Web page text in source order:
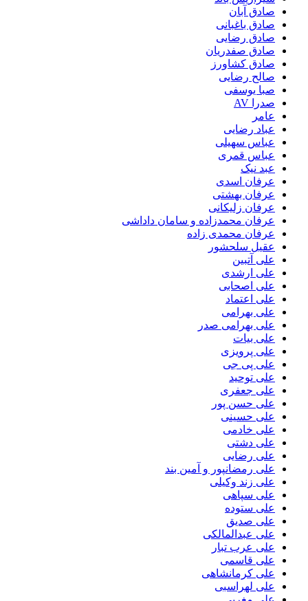
صادق آبان
صادق باغبانی
صادق رضایی
صادق صفدریان
صادق کشاورز
صالح رضایی
صبا یوسفی
صدرا AV
عامر
عباد رضایی
عباس سهیلی
عباس قمری
عبد نیک
عرفان اسدی
عرفان بهشتی
عرفان زلیکانی
عرفان محمدزاده و سامان داداشی
عرفان محمدی زاده
عقیل سلحشور
علی آتبین
علی ارشدی
علی اصحابی
علی اعتماد
علی بهرامی
علی بهرامی صدر
علی بیات
علی پرویزی
علی پی جی
علی توحید
علی جعفری
علی حسن پور
علی حسینی
علی خادمی
علی دشتی
علی رضایی
علی رمضانپور و آمین بند
علی زند وکیلی
علی سپاهی
علی ستوده
علی صدیق
علی عبدالمالکی
علی عرب تبار
علی قاسمی
علی کرمانشاهی
علی لهراسبی